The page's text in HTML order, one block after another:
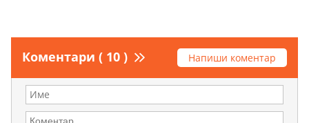
Коментари ( 10 ) Напиши коментар